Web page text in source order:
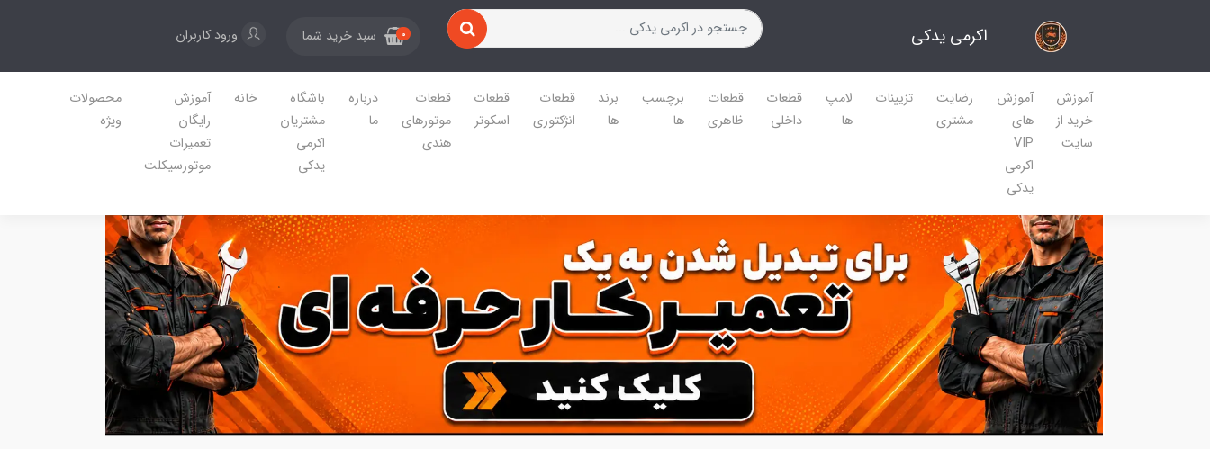
اکرمی یدکی 0 سبد خرید شما ورود کاربران
آموزش
خرید از
سایت
آموزش
های
VIP
اکرمی
یدکی
رضایت
مشتری
تزیینات
لامپ
ها
قطعات
داخلی
قطعات
ظاهری
برچسب
ها
برند
ها
قطعات
انژکتوری
قطعات
اسکوتر
قطعات
موتورهای
هندی
درباره
ما
باشگاه
مشتریان
اکرمی
یدکی
خانه
آموزش
رایگان
تعمیرات
موتورسیکلت
محصولات
ویژه